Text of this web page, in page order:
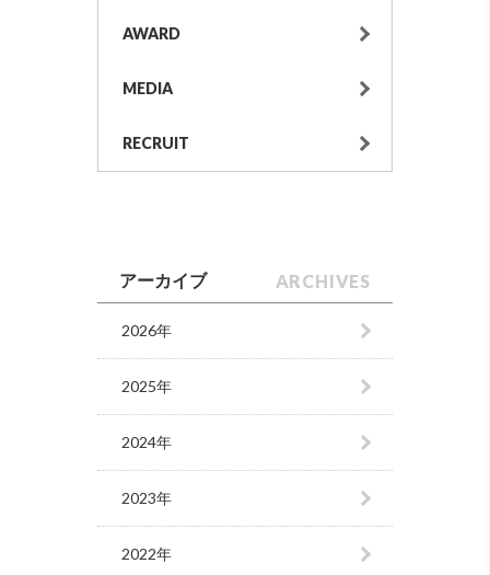
AWARD
MEDIA
RECRUIT
アーカイブ ARCHIVES
2026年
2025年
2024年
2023年
2022年